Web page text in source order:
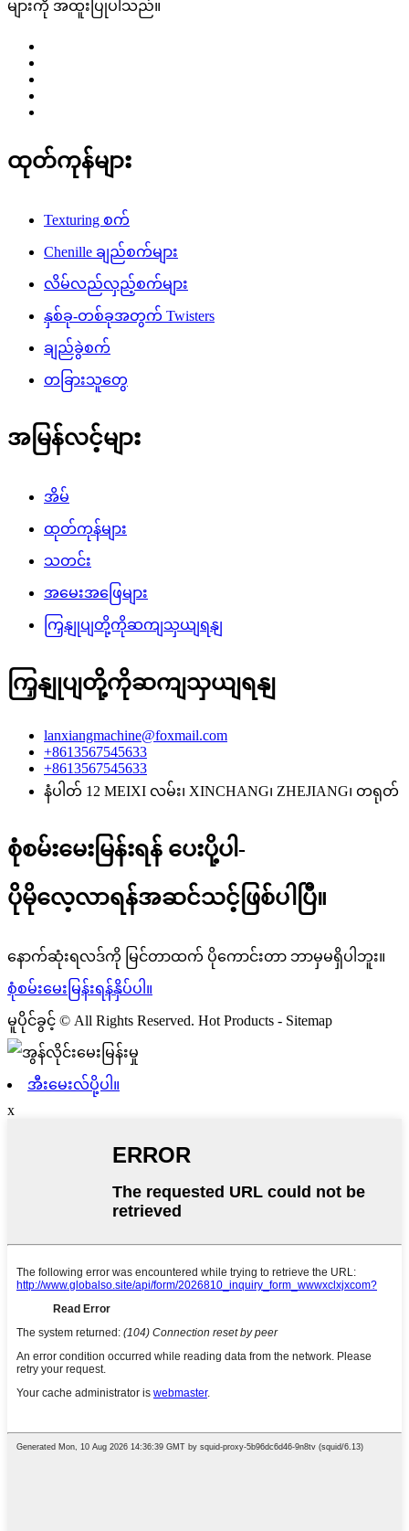
များကို အထူးပြုပါသည်။
ထုတ်ကုန်များ
Texturing စက်
Chenille ချည်စက်များ
လိမ်လည်လှည့်စက်များ
နှစ်ခု-တစ်ခုအတွက် Twisters
ချည်ခွဲစက်
တခြားသူတွေ
အမြန်လင့်များ
အိမ်
ထုတ်ကုန်များ
သတင်း
အမေးအဖြေများ
ကြှနျုပျတို့ကိုဆကျသှယျရနျ
ကြှနျုပျတို့ကိုဆကျသှယျရနျ
lanxiangmachine@foxmail.com
+8613567545633
+8613567545633
နံပါတ် 12 MEIXI လမ်း၊ XINCHANG၊ ZHEJIANG၊ တရုတ်
စုံစမ်းမေးမြန်းရန် ပေးပို့ပါ-
ပိုမိုလေ့လာရန်အဆင်သင့်ဖြစ်ပါပြီ။
နောက်ဆုံးရလဒ်ကို မြင်တာထက် ပိုကောင်းတာ ဘာမှမရှိပါဘူး။
စုံစမ်းမေးမြန်းရန်နှိပ်ပါ။
မူပိုင်ခွင့် © All Rights Reserved. Hot Products - Sitemap
အီးမေးလ်ပို့ပါ။
x